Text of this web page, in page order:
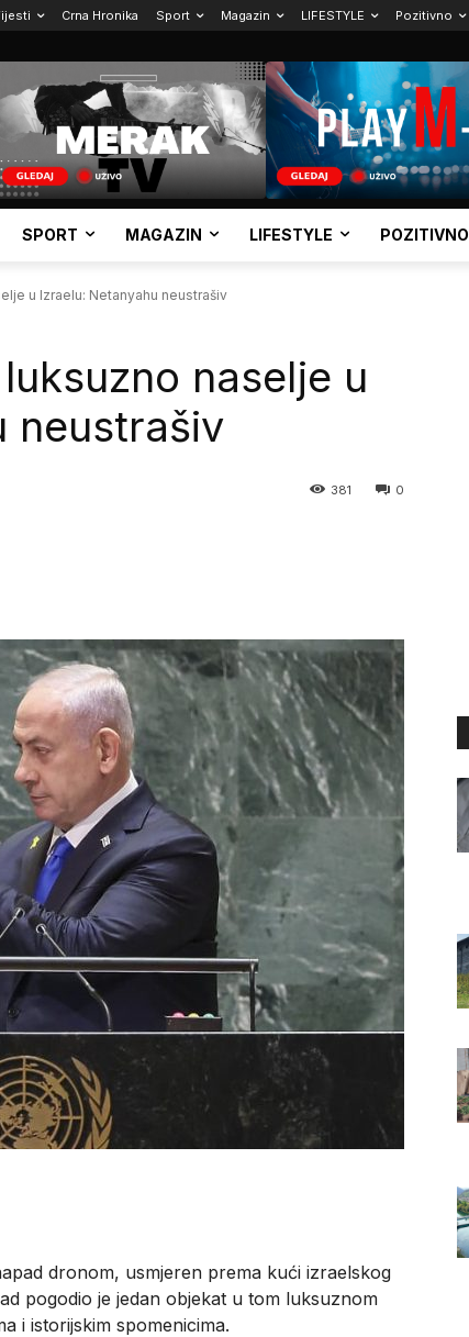
Crna Hronika Sport Magazin LIFESTYLE Pozitivno
SPORT MAGAZIN LIFESTYLE POZITIVNO
u Izraelu: Netanyahu neustrašiv
naselje u
neustrašiv
0
381
dronom, usmjeren prema kući izraelskog
pogodio je jedan objekat u tom luksuznom
i istorijskim spomenicima.